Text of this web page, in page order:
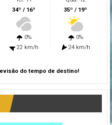
34º / 16º
0%
22 km/h
35º / 19º
0%
24 km/h
do tempo de destino!